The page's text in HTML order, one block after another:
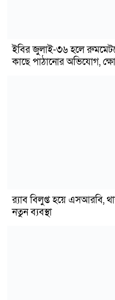
ইবির জুলাই-৩৬ হলে
কাছে পাঠানোর অভিযোগ,
র‍্যাব বিলুপ্ত হয়ে এসআরবি,
নতুন ব্যবস্থা